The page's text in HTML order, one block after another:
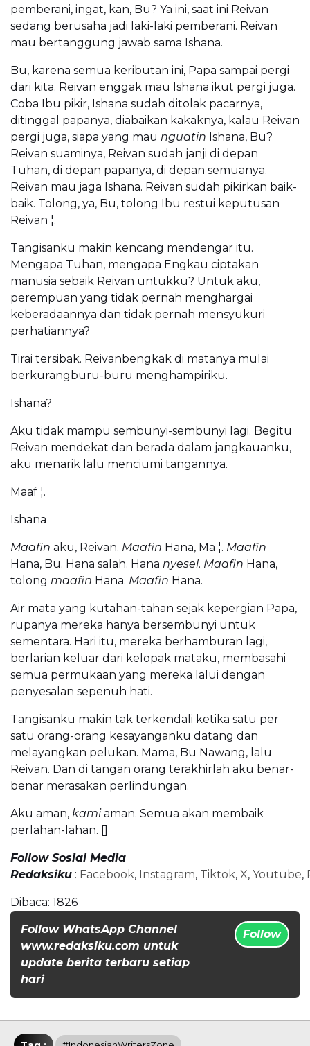
pemberani, ingat, kan, Bu? Ya ini, saat ini Reivan
sedang berusaha jadi laki-laki pemberani. Reivan
mau bertanggung jawab sama Ishana.
Bu, karena semua keributan ini, Papa sampai pergi
dari kita. Reivan enggak mau Ishana ikut pergi juga.
Coba Ibu pikir, Ishana sudah ditolak pacarnya,
ditinggal papanya, diabaikan kakaknya, kalau Reivan
pergi juga, siapa yang mau nguatin Ishana, Bu?
Reivan suaminya, Reivan sudah janji di depan
Tuhan, di depan papanya, di depan semuanya.
Reivan mau jaga Ishana. Reivan sudah pikirkan baik-
baik. Tolong, ya, Bu, tolong Ibu restui keputusan
Reivan ¦.
Tangisanku makin kencang mendengar itu.
Mengapa Tuhan, mengapa Engkau ciptakan
manusia sebaik Reivan untukku? Untuk aku,
perempuan yang tidak pernah menghargai
keberadaannya dan tidak pernah mensyukuri
perhatiannya?
Tirai tersibak. Reivanbengkak di matanya mulai
berkurangburu-buru menghampiriku.
Ishana?
Aku tidak mampu sembunyi-sembunyi lagi. Begitu
Reivan mendekat dan berada dalam jangkauanku,
aku menarik lalu menciumi tangannya.
Maaf ¦.
Ishana
Maafin aku, Reivan. Maafin Hana, Ma ¦. Maafin
Hana, Bu. Hana salah. Hana nyesel. Maafin Hana,
tolong maafin Hana. Maafin Hana.
Air mata yang kutahan-tahan sejak kepergian Papa,
rupanya mereka hanya bersembunyi untuk
sementara. Hari itu, mereka berhamburan lagi,
berlarian keluar dari kelopak mataku, membasahi
semua permukaan yang mereka lalui dengan
penyesalan sepenuh hati.
Tangisanku makin tak terkendali ketika satu per
satu orang-orang kesayanganku datang dan
melayangkan pelukan. Mama, Bu Nawang, lalu
Reivan. Dan di tangan orang terakhirlah aku benar-
benar merasakan perlindungan.
Aku aman, kamiaman. Semua akan membaik
perlahan-lahan. []
Follow Sosial Media
Redaksiku : Facebook, Instagram, Tiktok, X, Youtube,
Dibaca: 1826
Follow WhatsApp Channel
www.redaksiku.com untuk
update berita terbaru setiap
hari
Follow